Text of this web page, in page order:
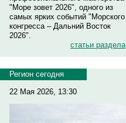
"Море зовет 2026", одного из
самых ярких событий "Морского
конгресса – Дальний Восток
2026".
статьи раздела
Регион сегодня
22 Мая 2026, 13:30